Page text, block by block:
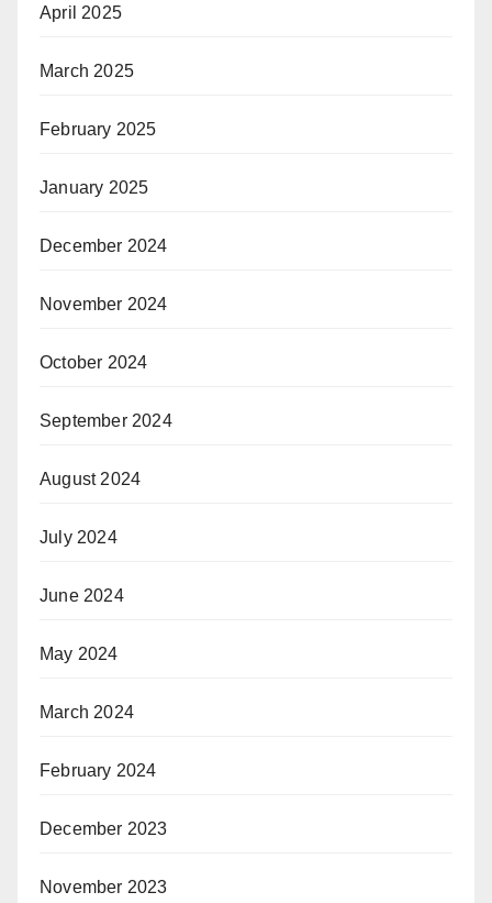
April 2025
March 2025
February 2025
January 2025
December 2024
November 2024
October 2024
September 2024
August 2024
July 2024
June 2024
May 2024
March 2024
February 2024
December 2023
November 2023